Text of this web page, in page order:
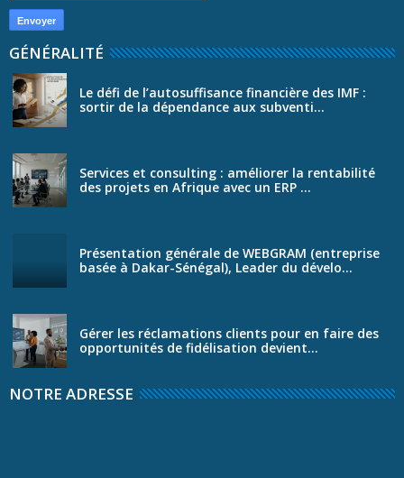
GÉNÉRALITÉ
Le défi de l’autosuffisance financière des IMF :
sortir de la dépendance aux subventi...
Services et consulting : améliorer la rentabilité
des projets en Afrique avec un ERP ...
Présentation générale de WEBGRAM (entreprise
basée à Dakar-Sénégal), Leader du dévelo...
Gérer les réclamations clients pour en faire des
opportunités de fidélisation devient...
NOTRE ADRESSE